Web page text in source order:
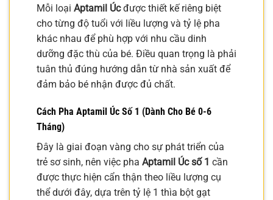
Mỗi loại Aptamil Úcđược thiết kế riêng biệt
cho từng độ tuổi với liều lượng và tỷ lệ pha
khác nhau để phù hợp với nhu cầu dinh
dưỡng đặc thù của bé. Điều quan trọng là phải
tuân thủ đúng hướng dẫn từ nhà sản xuất để
đảm bảo bé nhận được đủ chất.
Cách Pha Aptamil Úc Số 1 (Dành Cho Bé 0-6
Tháng)
Đây là giai đoạn vàng cho sự phát triển của
trẻ sơ sinh, nên việc pha Aptamil Úc số 1 cần
được thực hiện cẩn thận theo liều lượng cụ
thể dưới đây, dựa trên tỷ lệ 1 thìa bột gạt